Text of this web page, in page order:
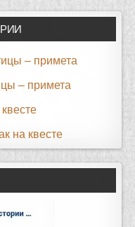
– примета
– примета
на квесте